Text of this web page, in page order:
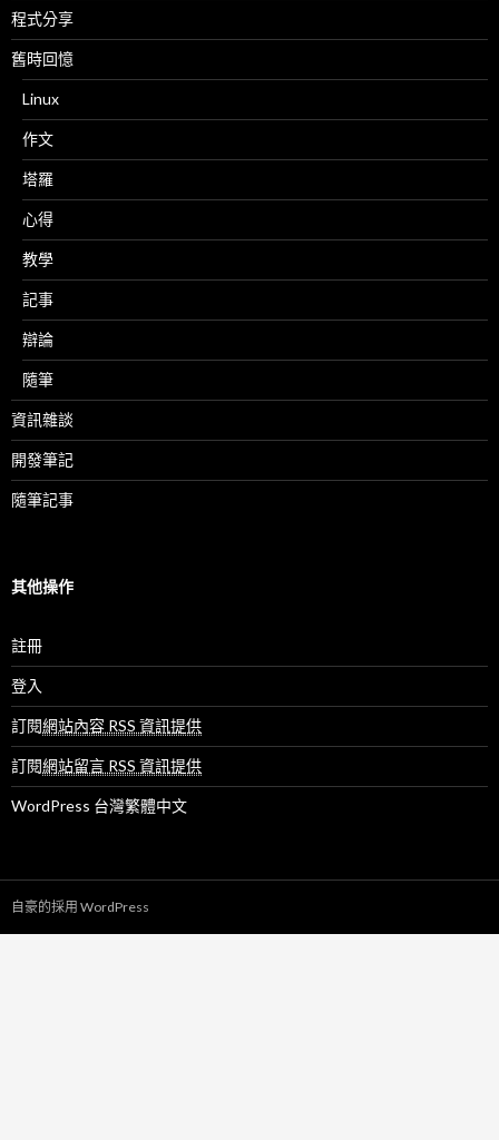
程式分享
舊時回憶
Linux
作文
塔羅
心得
教學
記事
辯論
隨筆
資訊雜談
開發筆記
隨筆記事
其他操作
註冊
登入
訂閱網站內容 RSS 資訊提供
訂閱網站留言 RSS 資訊提供
WordPress 台灣繁體中文
自豪的採用 WordPress